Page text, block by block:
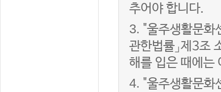
추어야 합니다.
3. "울주생활문화
관한법률」제3조
해를 입은 때에는
4. "울주생활문화